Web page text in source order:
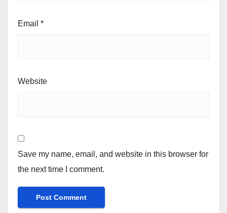
Email *
Website
Save my name, email, and website in this browser for
the next time I comment.